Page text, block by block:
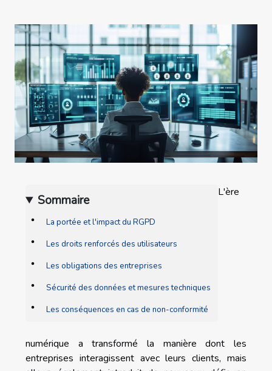
Sommaire
La portée et l'impact du RGPD
Les droits renforcés des utilisateurs
Les obligations des entreprises
Sécurité des données et mesures techniques
Les conséquences en cas de non-conformité
L'ère
numérique a transformé la manière dont les
entreprises interagissent avec leurs clients, mais